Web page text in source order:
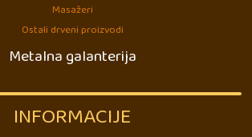
Masažeri
Ostali drveni proizvodi
Metalna galanterija
INFORMACIJE